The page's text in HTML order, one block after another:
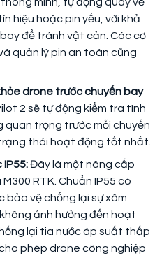
hiệu hoặc pin yếu, với khả
để tránh vật cản. Các cơ
quản lý pin an toàn cũng
drone trước chuyến bay
2 sẽ tự động kiểm tra tình
trọng trước mỗi chuyến
thái hoạt động tốt nhất.
Đây là một nâng cấp
RTK. Chuẩn IP55 có
bảo vệ chống lại sự xâm
ảnh hưởng đến hoạt
lại tia nước áp suất thấp
phép drone công nghiệp